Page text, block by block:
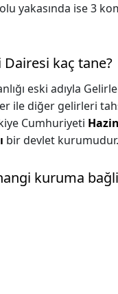
yakasında ise 3
kaç tane?
eski adıyla
ile diğer gelirleri
Cumhuriyeti
bir devlet kurumudur.
kuruma